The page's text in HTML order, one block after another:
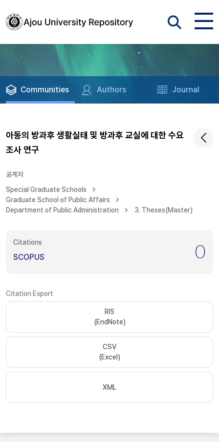
Communities Authors Journal
아동의 방과후 생활실태 및 방과후 교실에 대한 수요
조사 연구
공계자
Special Graduate Schools
Graduate School of Public Affairs
Department of Public Administration
3. Theses(Master)
Citations
SCOPUS 0
Citation Export
RIS
(EndNote)
CSV
(Excel)
XML